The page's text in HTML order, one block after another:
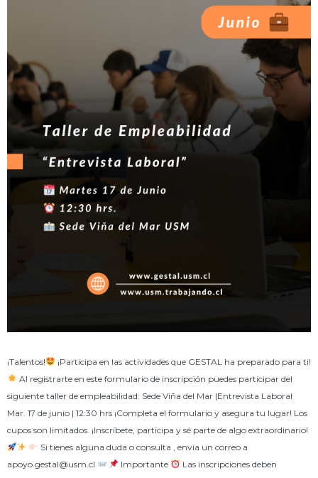
¡Talentos!
¡Participa en las actividades que GESTAL ha preparado para ti!
Al registrarte en este formulario de inscripción puedes participar del
siguiente taller de empleabilidad: Sede Viña del Mar |Entrevista Laboral
Mar. 17 de junio | 12:30 hrs ¡Completa el formulario y asegura tu lugar! Los
cupos son limitados. ¡Inscríbete, participa y sé parte de algo extraordinario!
Si tienes alguna duda o consulta , envía un correo a
apoyo.gestal@usm.cl
Importante
Las inscripciones deben